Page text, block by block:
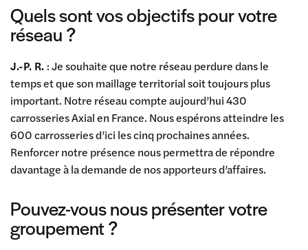
Quels sont vos objectifs pour votre
réseau ?
J.-P. R. : Je souhaite que notre réseau perdure dans le
temps et que son maillage territorial soit toujours plus
important. Notre réseau compte aujourd’hui 430
carrosseries Axial en France. Nous espérons atteindre les
600 carrosseries d’ici les cinq prochaines années.
Renforcer notre présence nous permettra de répondre
davantage à la demande de nos apporteurs d’affaires.
Pouvez-vous nous présenter votre
groupement ?